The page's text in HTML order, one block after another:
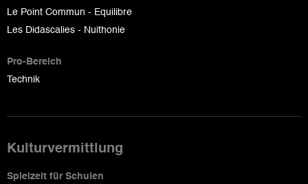
Le Point Commun - Equilibre
Les Didascalies - Nuithonie
Pro-Bereich
Technik
Kulturvermittlung
Spielzeit für Schulen